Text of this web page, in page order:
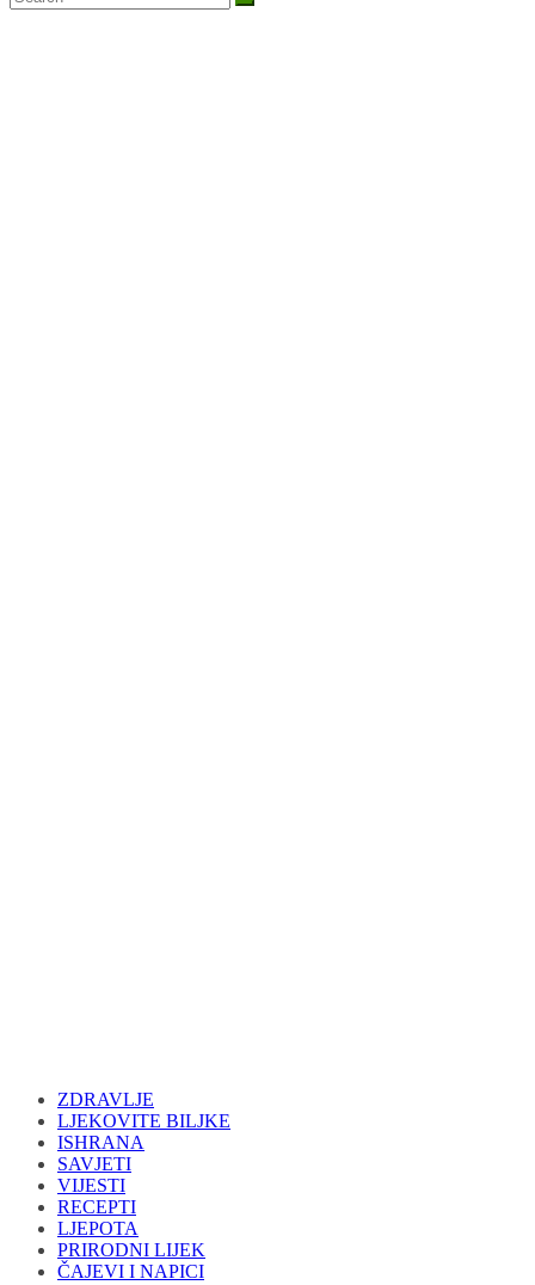
ZDRAVLJE
LJEKOVITE BILJKE
ISHRANA
SAVJETI
VIJESTI
RECEPTI
LJEPOTA
PRIRODNI LIJEK
ČAJEVI I NAPICI